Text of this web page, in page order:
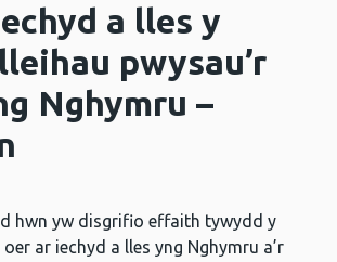
a lles y
pwysau’r
Nghymru –
hwn yw disgrifio effaith tywydd y
ar iechyd a lles yng Nghymru a’r